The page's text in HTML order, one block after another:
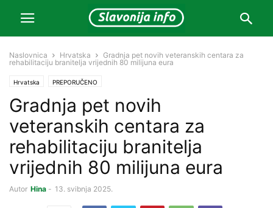
Naslovnica Hrvatska
Gradnja pet novih veteranskih centara za
rehabilitaciju branitelja vrijednih 80 milijuna eura
Hrvatska PREPORUČENO
Gradnja pet novih
veteranskih centara za
rehabilitaciju branitelja
vrijednih 80 milijuna eura
Autor Hina - 13. svibnja 2025.